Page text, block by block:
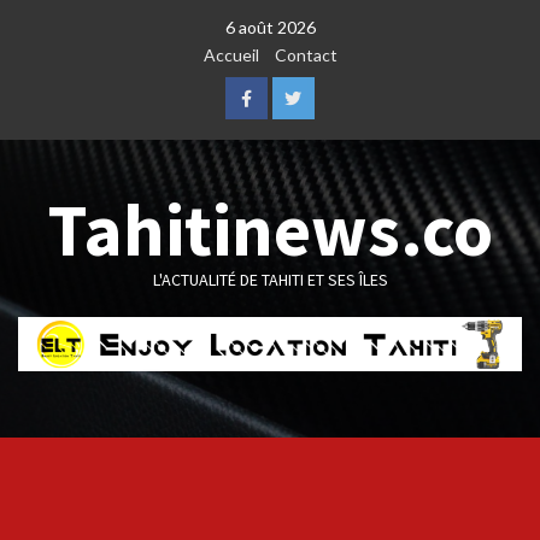
6 août 2026
Accueil
Contact
FacebookTwitter
Tahitinews.co
L'ACTUALITÉ DE TAHITI ET SES ÎLES